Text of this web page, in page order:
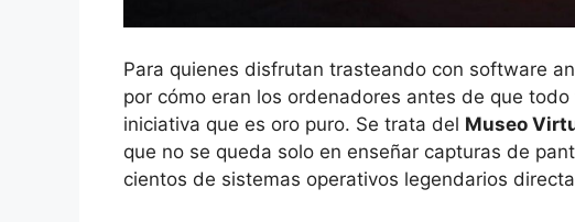
Para quienes disfrutan trasteando con software
por cómo eran los ordenadores antes de que
iniciativa que es oro puro. Se trata del Museo
que no se queda solo en enseñar capturas de
cientos de sistemas operativos legendarios